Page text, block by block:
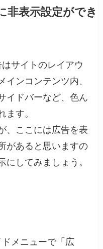
非表示設定ができ
サイトのレイアウ
インコンテンツ内、
イドバーなど、色ん
ます。
、ここには広告を表
があると思いますの
にしてみましょう。
メニューで「広